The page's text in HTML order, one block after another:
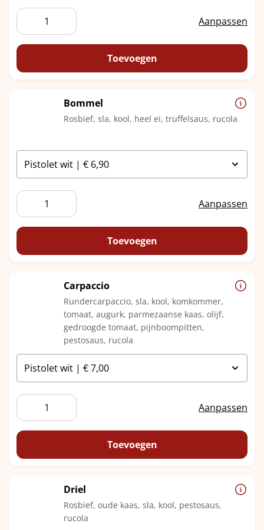
Boeren
Beenham
Naturel
Aanpassen
Toevoegen
Bommel
Rosbief, sla, kool, heel ei, truffelsaus, rucola
Bommel
aantal
Aanpassen
Toevoegen
Carpaccio
Rundercarpaccio, sla, kool, komkommer,
tomaat, augurk, parmezaanse kaas, olijf,
gedroogde tomaat, pijnboompitten,
pestosaus, rucola
Carpaccio
aantal
Aanpassen
Toevoegen
Driel
Rosbief, oude kaas, sla, kool, pestosaus,
rucola